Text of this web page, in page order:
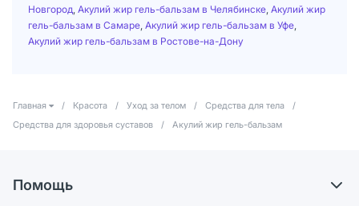
Новгород Акулий жир гель-бальзам в Челябинске Акулий жир
гель-бальзам в Самаре Акулий жир гель-бальзам в Уфе
Акулий жир гель-бальзам в Ростове-на-Дону
Главная / Красота / Уход за телом / Средства для тела
/
Средства для здоровья суставов
/ Акулий жир гель-бальзам
Помощь